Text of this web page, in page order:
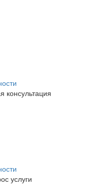
консультация
услуги